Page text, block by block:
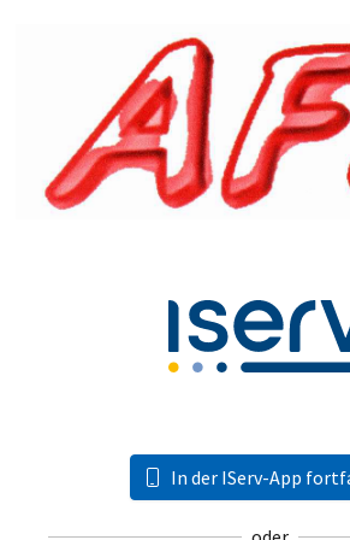
In der IServ-App